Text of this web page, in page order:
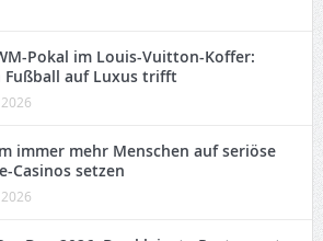
Pokal im Louis-Vuitton-Koffer:
Fußball auf Luxus trifft
immer mehr Menschen auf seriöse
Casinos setzen